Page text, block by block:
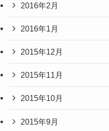
2016年2月
2016年1月
2015年12月
2015年11月
2015年10月
2015年9月